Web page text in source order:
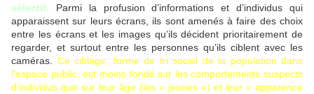
sélectif. Parmi la profusion d’informations et d’individus qui
apparaissent sur leurs écrans, ils sont amenés à faire des choix
entre les écrans et les images qu’ils décident prioritairement de
regarder, et surtout entre les personnes qu’ils ciblent avec les
caméras. Ce ciblage, forme de tri social de la population dans
l’espace public, est moins fondé sur les comportements suspects
d’individus que sur leur âge (les « jeunes ») et leur « apparence